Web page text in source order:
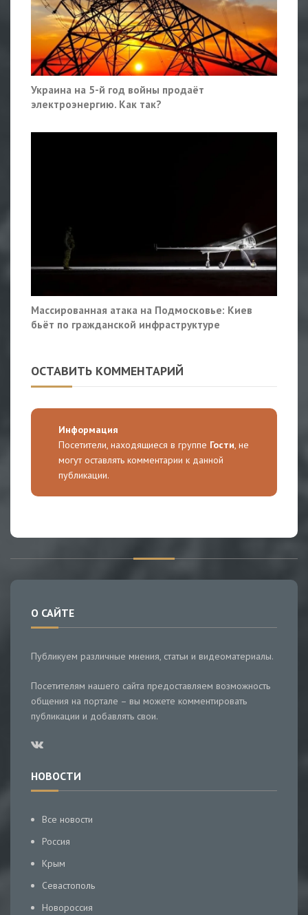
Украина на 5-й год войны продаёт
электроэнергию. Как так?
Массированная атака на Подмосковье: Киев
бьёт по гражданской инфраструктуре
ОСТАВИТЬ КОММЕНТАРИЙ
Информация
Посетители, находящиеся в группе Гости, не
могут оставлять комментарии к данной
публикации.
О САЙТЕ
Публикуем различные мнения, статьи и видеоматериалы.
Посетителям нашего сайта предоставляем возможность
общения на портале – вы можете комментировать
публикации и добавлять свои.
НОВОСТИ
Все новости
Россия
Крым
Севастополь
Новороссия